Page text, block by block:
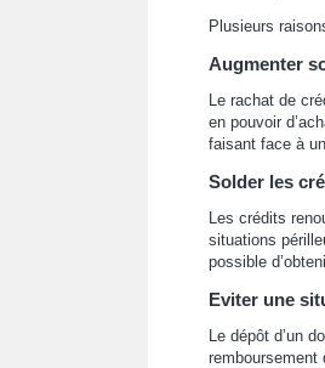
Plusieurs
Augmenter
Le rachat de
en pouvoir
faisant face à
Solder les
Les crédits
situations
possible
Eviter une
Le dépôt d’un
remboursement